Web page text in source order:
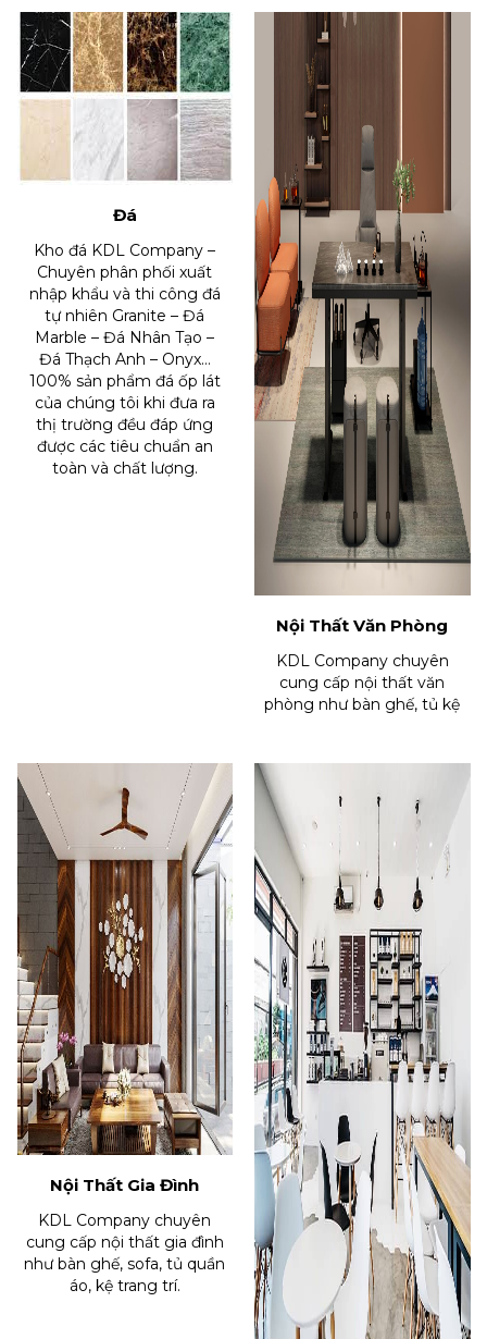
Đá
Kho đá KDL Company –
Chuyên phân phối xuất
nhập khẩu và thi công đá
tự nhiên Granite – Đá
Marble – Đá Nhân Tạo –
Đá Thạch Anh – Onyx…
100% sản phẩm đá ốp lát
của chúng tôi khi đưa ra
thị trường đều đáp ứng
được các tiêu chuẩn an
toàn và chất lượng.
Nội Thất Văn Phòng
KDL Company chuyên
cung cấp nội thất văn
phòng như bàn ghế, tủ kệ
Nội Thất Gia Đình
KDL Company chuyên
cung cấp nội thất gia đình
như bàn ghế, sofa, tủ quần
áo, kệ trang trí.